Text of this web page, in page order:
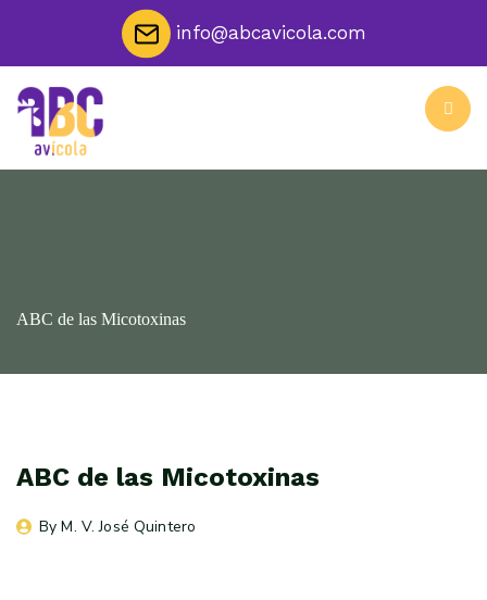
info@abcavicola.com
ABC de las Micotoxinas
ABC de las Micotoxinas
By M. V. José Quintero